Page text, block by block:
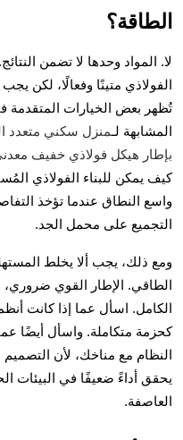
الطاقة؟
لا. المواد وحدها لا تضمن
الفولاذي متينًا وفعالًا، لكن
تُظهر بعض الخيارات
المشابهة لـمنزل سكني متعدد
بإطار هيكل فولاذي خفيف
كيف يمكن للبناء الفولاذي
واسع النطاق عندما تؤخذ
التجميع على محمل الجد.
ومع ذلك، يجب ألا يخلط
الطاقي. الإطار القوي ضروري،
الكامل. اسأل عما إذا كانت
كحزمة متكاملة. واسأل أيضًا
النظام مع مناخك، لأن
يحقق أداءً ضعيفًا في البيئات
العاصفة.